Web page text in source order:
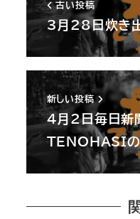
古い投稿
3月28日炊き
新しい投稿
4月2日毎日新
TENOHASIの